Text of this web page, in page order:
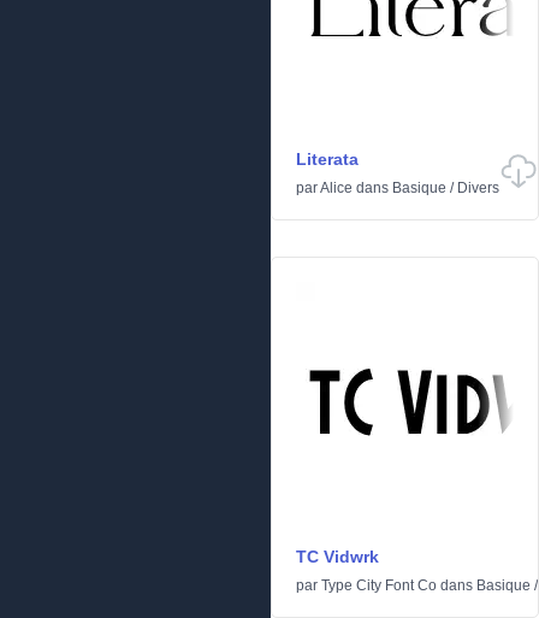
Literata
parAlice dans Basique / Divers
TC Vidwrk
par Type City Font Co dans Basique